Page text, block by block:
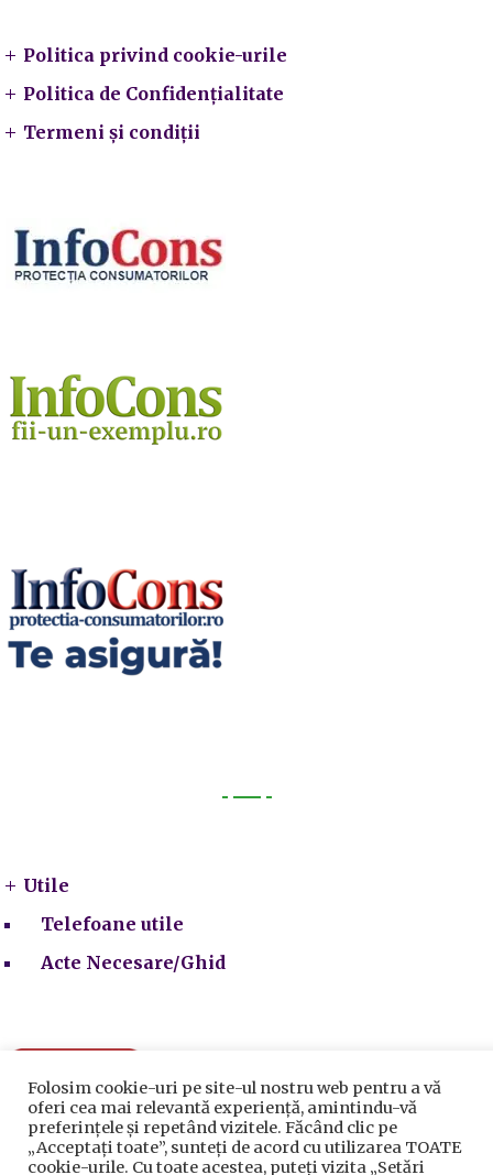
Politica privind cookie-urile
Politica de Confidențialitate
Termeni și condiții
Utile
Telefoane utile
Acte Necesare/Ghid
Folosim cookie-uri pe site-ul nostru web pentru a vă
oferi cea mai relevantă experiență, amintindu-vă
preferințele și repetând vizitele. Făcând clic pe
„Acceptați toate”, sunteți de acord cu utilizarea TOATE
cookie-urile. Cu toate acestea, puteți vizita „Setări